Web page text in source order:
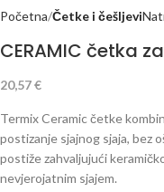
Početna Četke i češljevi
CERAMIC četka
20,57€
Termix Ceramic četke
postizanje sjajnog sjaja, bez
postiže zahvaljujući
nevjerojatnim sjajem.